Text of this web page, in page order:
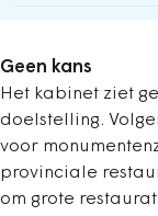
Geen kans
Het kabinet ziet
doelstelling.
voor
provinciale
om grote